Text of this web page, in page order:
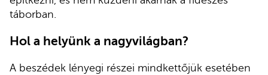
táborban.
Hol a helyünk a nagyvilágban?
A beszédek lényegi részei mindkettőjük esetében